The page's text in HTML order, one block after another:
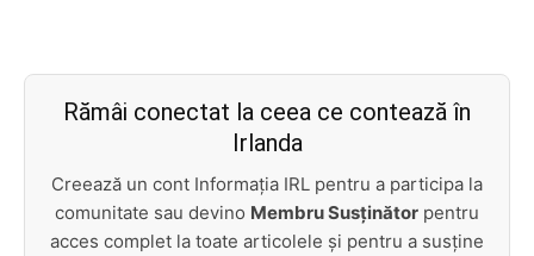
Rămâi conectat la ceea ce contează în
Irlanda
Creează un cont Informația IRL pentru a participa la
comunitate sau devino Membru Susținător pentru
acces complet la toate articolele și pentru a susține